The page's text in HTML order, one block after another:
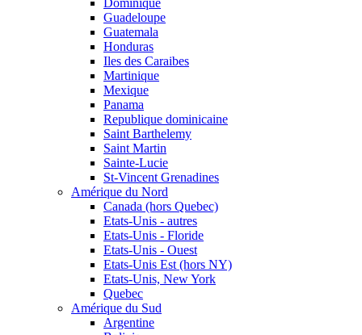
Dominique
Guadeloupe
Guatemala
Honduras
Iles des Caraibes
Martinique
Mexique
Panama
Republique dominicaine
Saint Barthelemy
Saint Martin
Sainte-Lucie
St-Vincent Grenadines
Amérique du Nord
Canada (hors Quebec)
Etats-Unis - autres
Etats-Unis - Floride
Etats-Unis - Ouest
Etats-Unis Est (hors NY)
Etats-Unis, New York
Quebec
Amérique du Sud
Argentine